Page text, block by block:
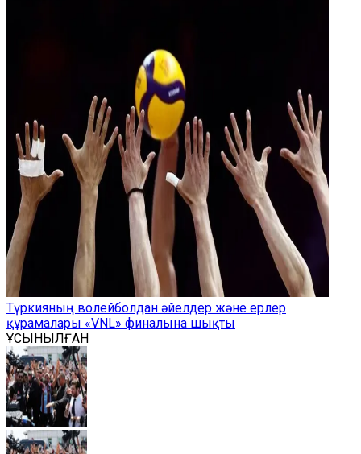
Түркияның волейболдан әйелдер және ерлер
құрамалары «VNL» финалына шықты
ҰСЫНЫЛҒАН